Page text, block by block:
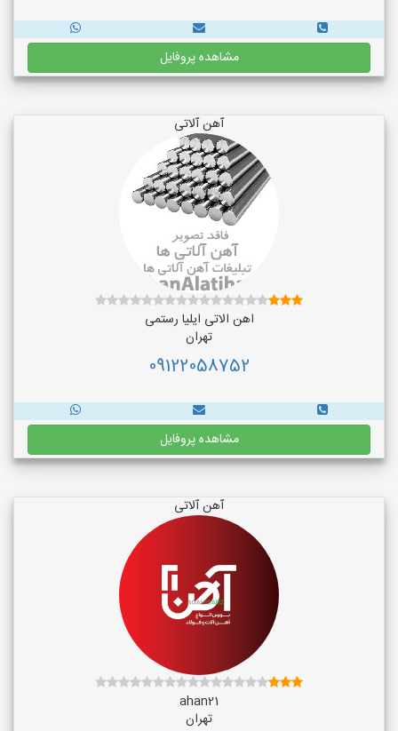
مشاهده پروفایل
آهن آلاتی
اهن الاتی ایلیا رستمی
تهران
09122058752
مشاهده پروفایل
آهن آلاتی
ahan21
تهران